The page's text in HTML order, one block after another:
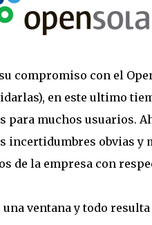
compromiso con el
en este ultimo
muchos usuarios.
incertidumbres obvias y
de la empresa con
ventana y todo